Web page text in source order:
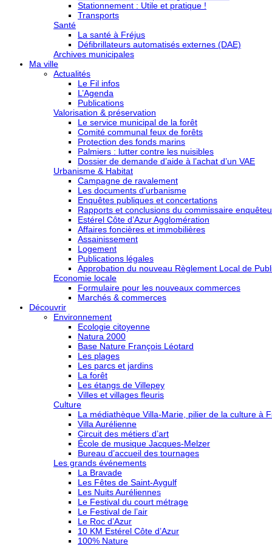
Stationnement : Utile et pratique !
Transports
Santé
La santé à Fréjus
Défibrillateurs automatisés externes (DAE)
Archives municipales
Ma ville
Actualités
Le Fil infos
L’Agenda
Publications
Valorisation & préservation
Le service municipal de la forêt
Comité communal feux de forêts
Protection des fonds marins
Palmiers : lutter contre les nuisibles
Dossier de demande d’aide à l’achat d’un VAE
Urbanisme & Habitat
Campagne de ravalement
Les documents d’urbanisme
Enquêtes publiques et concertations
Rapports et conclusions du commissaire
Estérel Côte d’Azur Agglomération
Affaires foncières et immobilières
Assainissement
Logement
Publications légales
Approbation du nouveau Règlement Local de
Economie locale
Formulaire pour les nouveaux commerces
Marchés & commerces
Découvrir
Environnement
Ecologie citoyenne
Natura 2000
Base Nature François Léotard
Les plages
Les parcs et jardins
La forêt
Les étangs de Villepey
Villes et villages fleuris
Culture
La médiathèque Villa-Marie, pilier de la culture à
Villa Aurélienne
Circuit des métiers d’art
École de musique Jacques-Melzer
Bureau d’accueil des tournages
Les grands événements
La Bravade
Les Fêtes de Saint-Aygulf
Les Nuits Auréliennes
Le Festival du court métrage
Le Festival de l’air
Le Roc d’Azur
10 KM Estérel Côte d’Azur
100% Nature